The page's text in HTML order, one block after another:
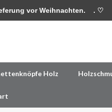
Holz
vor Weihnachten. . ♡